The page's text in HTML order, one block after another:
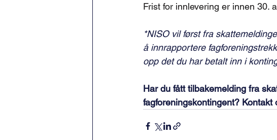
Frist for innlevering er innen 30.
*NISO vil først fra
å innrapportere
opp det du har betalt inn i
Har du fått tilbakemelding fra
fagforeningskontingent? Kontakt